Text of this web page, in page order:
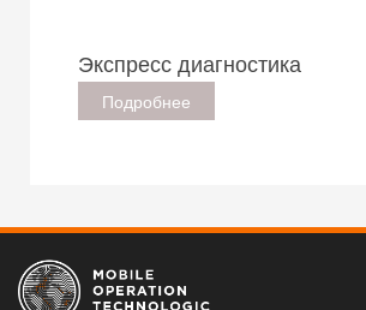
Экспресс диагностика
Подробнее